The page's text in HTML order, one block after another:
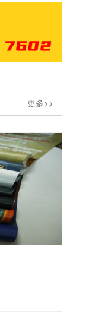
更多>>